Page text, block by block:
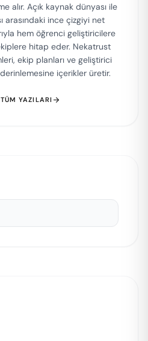
alır. Açık kaynak dünyası ile
arasındaki ince çizgiyi net
hem öğrenci geliştiricilere
hitap eder. Nekatrust
ekip planları ve geliştirici
içerikler üretir.
YAZILARI arrow_forward